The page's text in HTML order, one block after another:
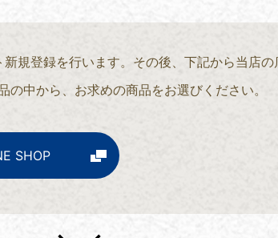
規登録を行います。その後、下記から当店の
の中から、お求めの商品をお選びください。
SHOP